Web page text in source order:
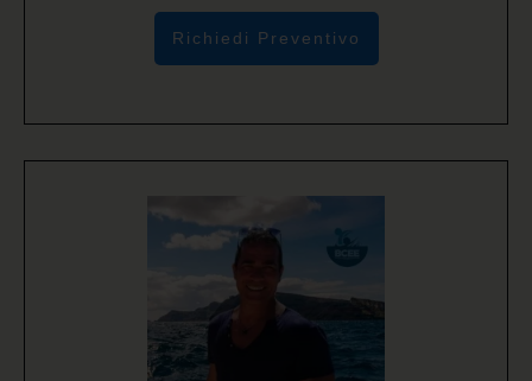
Richiedi Preventivo